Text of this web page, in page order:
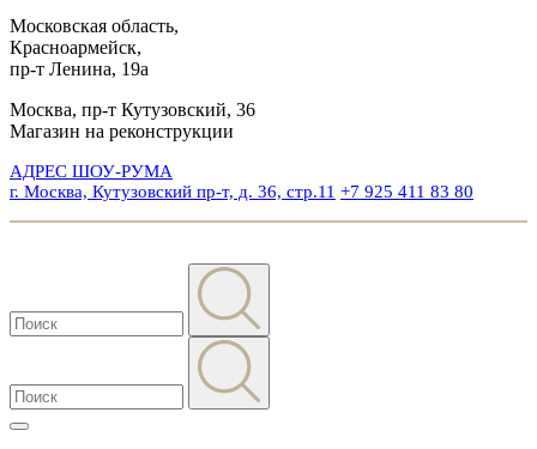
Московская область,
Красноармейск,
пр-т Ленина, 19а
Москва, пр-т Кутузовский, 36
Магазин на реконструкции
АДРЕС ШОУ-РУМА
г. Москва, Кутузовский пр-т, д. 36, стр.11 +7 925 411 83 80